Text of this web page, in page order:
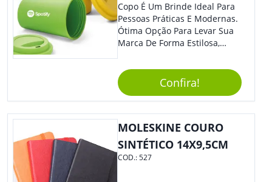
Copo É Um Brinde Ideal Para
Pessoas Práticas E Modernas.
Ótima Opção Para Levar Sua
Marca De Forma Estilosa,
Empresa Em Eventos,
Reuniões Corporativas Ou Até
Mesmo Para Presentear
Colaboradores.
Confira!
MOLESKINE COURO
SINTÉTICO 14X9,5CM
COD.:527